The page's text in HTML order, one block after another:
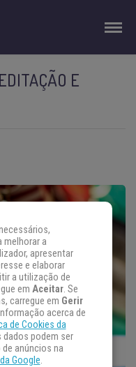
E
melhorar a
apresentar
e elaborar
a utilização de
em Aceitar. Se
carregue em Gerir
acerca de
de Cookies da
podem ser
anúncios na
Google.